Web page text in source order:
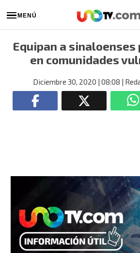
MENÚ
Equipan a
en comunidades
Diciembre 30, 2020 | 08:08 |